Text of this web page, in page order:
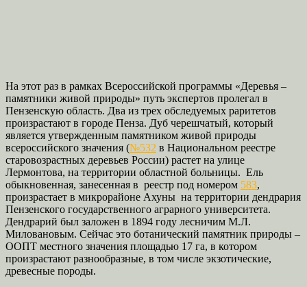
На этот раз в рамках Всероссийской программы «Деревья –
памятники живой природы» путь экспертов пролегал в
Пензенскую область. Два из трех обследуемых раритетов
произрастают в городе Пенза. Дуб черешчатый, который
является утвержденным памятником живой природы
всероссийского значения (№532 в Национальном реестре
старовозрастных деревьев России) растет на улице
Лермонтова, на территории областной больницы. Ель
обыкновенная, занесенная в реестр под номером 583,
произрастает в микрорайоне Ахуны на территории дендрария
Пензенского государственного аграрного университета.
Дендрарий был заложен в 1894 году лесничим М.Л.
Миловановым. Сейчас это ботанический памятник природы –
ООПТ местного значения площадью 17 га, в котором
произрастают разнообразные, в том числе экзотические,
древесные породы.